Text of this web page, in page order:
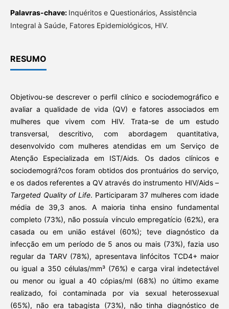
Palavras-chave: Inquéritos e Questionários, Assistência
Integral à Saúde, Fatores Epidemiológicos, HIV.
RESUMO
Objetivou-se descrever o perfil clínico e sociodemográfico e
avaliar a qualidade de vida (QV) e fatores associados em
mulheres que vivem com HIV. Trata-se de um estudo
transversal, descritivo, com abordagem quantitativa,
desenvolvido com mulheres atendidas em um Serviço de
Atenção Especializada em IST/Aids. Os dados clínicos e
sociodemográ?cos foram obtidos dos prontuários do serviço,
e os dados referentes a QV através do instrumento HIV/Aids –
Targeted Quality of Life. Participaram 37 mulheres com idade
média de 39,3 anos. A maioria tinha ensino fundamental
completo (73%), não possuía vínculo empregatício (62%), era
casada ou em união estável (60%); teve diagnóstico da
infecção em um período de 5 anos ou mais (73%), fazia uso
regular da TARV (78%), apresentava linfócitos TCD4+ maior
ou igual a 350 células/mm³ (76%) e carga viral indetectável
ou menor ou igual a 40 cópias/ml (68%) no último exame
realizado, foi contaminada por via sexual heterossexual
(65%), não era tabagista (73%), não tinha diagnóstico de